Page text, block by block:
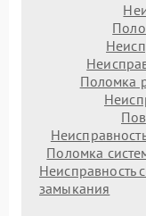
Поломка
Поломка
Неисправность
замыкания